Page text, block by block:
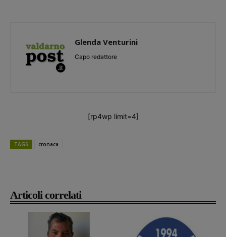
Articoli correlati
Glenda Venturini
Capo redattore
[rp4wp limit=4]
TAGS cronaca